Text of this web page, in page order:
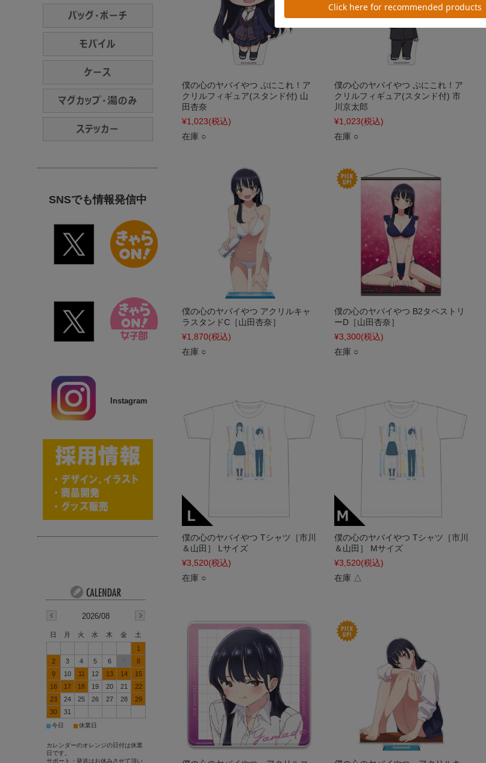
僕の心のヤバイやつ ぷにこれ！ア
クリルフィギュア(スタンド付) 山
田杏奈
¥1,023(税込)
在庫 ○
僕の心のヤバイやつ ぷにこれ！ア
クリルフィギュア(スタンド付) 市
川京太郎
¥1,023(税込)
在庫 ○
僕の心のヤバイやつ アクリルキャ
ラスタンドC［山田杏奈］
¥1,870(税込)
在庫 ○
僕の心のヤバイやつ B2タペストリ
ーD［山田杏奈］
¥3,300(税込)
在庫 ○
僕の心のヤバイやつ Tシャツ［市川
＆山田］ Lサイズ
¥3,520(税込)
在庫 ○
僕の心のヤバイやつ Tシャツ［市川
＆山田］ Mサイズ
¥3,520(税込)
在庫 △
SNSでも情報発信中
Instagram
2026/08
日 月 火 水 木 金
土
1
2
3 4 5 6 7
8
9
10 11 12 13 14
15
16
17 18 19 20 21
22
23
24 25 26 27 28
29
30
31
■今日 ■休業日
カレンダーのオレンジの日付は休業
日です。
サポート・発送はお休みさせて頂い